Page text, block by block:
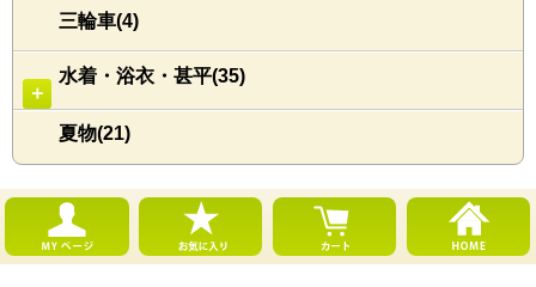
三輪車(4)
＋
水着・浴衣・甚平(35)
夏物(21)